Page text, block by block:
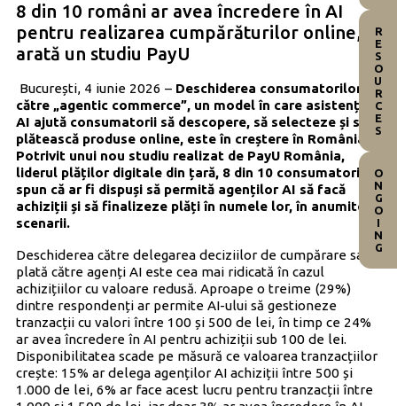
8 din 10 români ar avea încredere în AI
pentru realizarea cumpărăturilor online,
arată un studiu PayU
București, 4 iunie 2026 – Deschiderea consumatorilor
către „agentic commerce”, un model în care asistenții
AI ajută consumatorii să descopere, să selecteze și să
plătească produse online, este în creștere în România.
Potrivit unui nou studiu realizat de PayU România,
liderul plăților digitale din țară, 8 din 10 consumatori
spun că ar fi dispuși să permită agenților AI să facă
achiziții și să finalizeze plăți în numele lor, în anumite
scenarii.
Deschiderea către delegarea deciziilor de cumpărare sau
plată către agenți AI este cea mai ridicată în cazul
achizițiilor cu valoare redusă. Aproape o treime (29%)
dintre respondenți ar permite AI-ului să gestioneze
tranzacții cu valori între 100 și 500 de lei, în timp ce 24%
ar avea încredere în AI pentru achiziții sub 100 de lei.
Disponibilitatea scade pe măsură ce valoarea tranzacțiilor
crește: 15% ar delega agenților AI achiziții între 500 și
1.000 de lei, 6% ar face acest lucru pentru tranzacții între
RESOURCES
ONGOING